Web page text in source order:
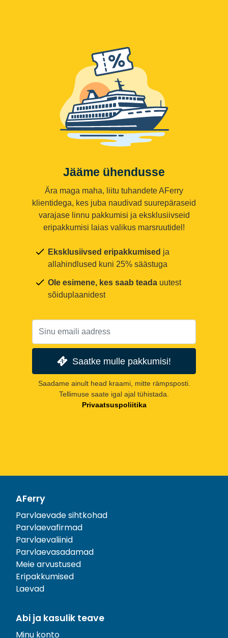
Jääme ühendusse
Ära maga maha, liitu tuhandete AFerry
klientidega, kes juba naudivad suurepäraseid
varajase linnu pakkumisi ja eksklusiivseid
eripakkumisi laias valikus marsruutidel!
Eksklusiivsed eripakkumised ja
allahindlused kuni 25% säästuga
Ole esimene, kes saab teada uutest
sõiduplaanidest
Saatke mulle pakkumisi!
Saadame ainult head kraami, mitte rämpsposti.
Tellimuse saate igal ajal tühistada.
Privaatsuspoliitika
AFerry
Parvlaevade sihtkohad
Parvlaevafirmad
Parvlaevaliinid
Parvlaevasadamad
Meie arvustused
Eripakkumised
Laevad
Abi ja kasulik teave
Minu konto